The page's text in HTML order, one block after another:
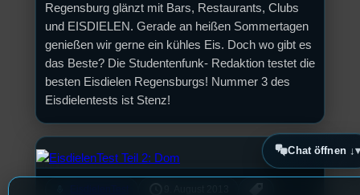
Regensburg glänzt mit Bars, Restaurants, Clubs
und EISDIELEN. Gerade an heißen Sommertagen
genießen wir gerne ein kühles Eis. Doch wo gibt es
das Beste? Die Studentenfunk- Redaktion testet die
besten Eisdielen Regensburgs! Nummer 3 des
Eisdielentests ist Stenz!
Chat öffnen ↓